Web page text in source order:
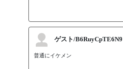
ゲスト/B6RuyCpTE6N9